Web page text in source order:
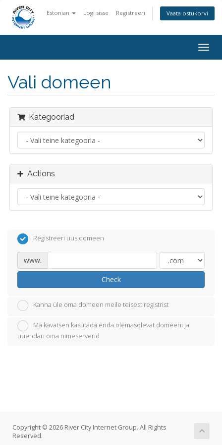
Estonian Logi sisse Registreeri Vaata ostukorvi
Vali domeen
Kategooriad
Actions
Registreeri uus domeen
www.
Check
Kanna üle oma domeen meile teisest registrist
Ma kavatsen kasutada enda olemasolevat domeeni ja
uuendan oma nimeserverid
Copyright © 2026 River City Internet Group. All Rights
Reserved.